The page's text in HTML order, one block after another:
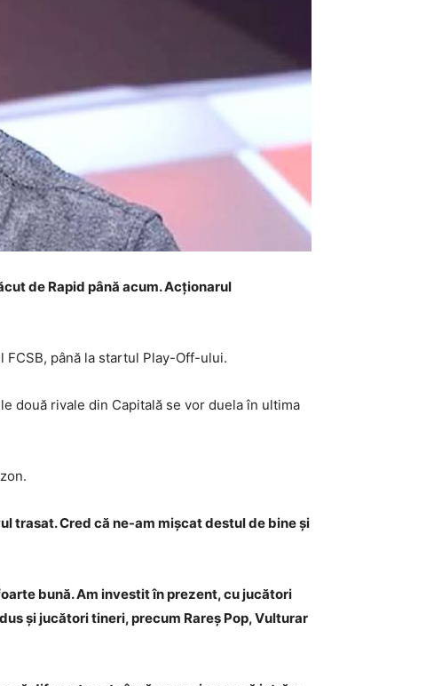
de Rapid până acum. Acționarul
până la startul Play-Off-ului.
două rivale din Capitală se vor duela în ultima
trasat. Cred că ne-am mișcat destul de bine și
bună. Am investit în prezent, cu jucători
și jucători tineri, precum Rareș Pop, Vulturar